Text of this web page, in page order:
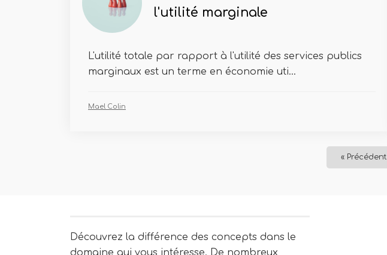
l'utilité marginale
L'utilité totale par rapport à l'utilité des services publics
marginaux est un terme en économie uti...
Mael Colin
« Précédent
Découvrez la différence des concepts dans le
domaine qui vous intéresse. De nombreux